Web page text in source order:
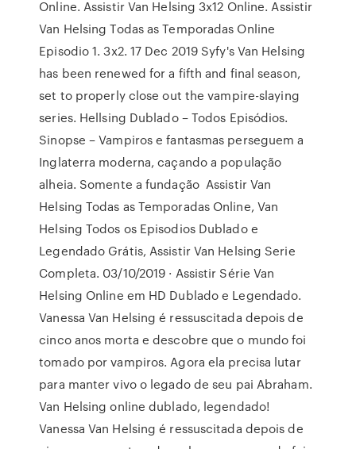
Online. Assistir Van Helsing 3x12 Online. Assistir
Van Helsing Todas as Temporadas Online
Episodio 1. 3x2. 17 Dec 2019 Syfy's Van Helsing
has been renewed for a fifth and final season,
set to properly close out the vampire-slaying
series. Hellsing Dublado – Todos Episódios.
Sinopse – Vampiros e fantasmas perseguem a
Inglaterra moderna, caçando a população
alheia. Somente a fundação Assistir Van
Helsing Todas as Temporadas Online, Van
Helsing Todos os Episodios Dublado e
Legendado Grátis, Assistir Van Helsing Serie
Completa. 03/10/2019 · Assistir Série Van
Helsing Online em HD Dublado e Legendado.
Vanessa Van Helsing é ressuscitada depois de
cinco anos morta e descobre que o mundo foi
tomado por vampiros. Agora ela precisa lutar
para manter vivo o legado de seu pai Abraham.
Van Helsing online dublado, legendado!
Vanessa Van Helsing é ressuscitada depois de